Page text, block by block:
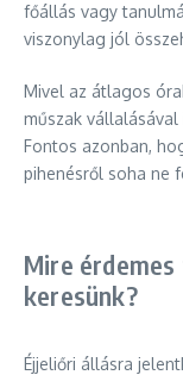
főállás vagy
viszonylag jól
Mivel az átlagos
műszak
Fontos azonban,
pihenésről soha ne
Mire
keresünk?
Éjjeliőri állásra